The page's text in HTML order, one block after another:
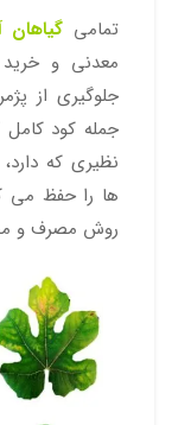
تمامی گیاهان
معدنی و خرید
جلوگیری از
جمله کود کامل
نظیری که
ها را حفظ می
روش مصرف و